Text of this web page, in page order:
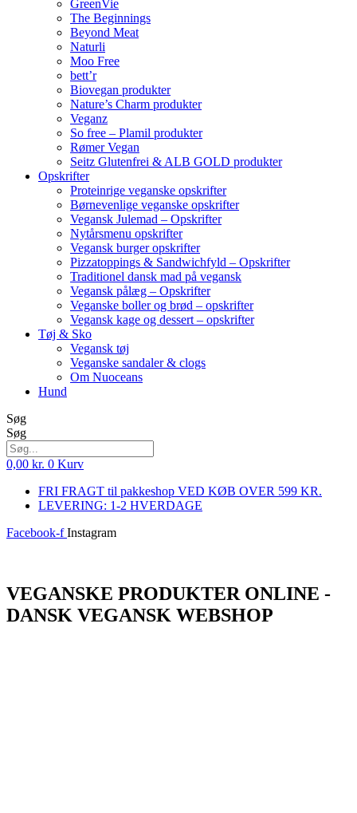
GreenVie
The Beginnings
Beyond Meat
Naturli
Moo Free
bett’r
Biovegan produkter
Nature’s Charm produkter
Veganz
So free – Plamil produkter
Rømer Vegan
Seitz Glutenfrei & ALB GOLD produkter
Opskrifter
Proteinrige veganske opskrifter
Børnevenlige veganske opskrifter
Vegansk Julemad – Opskrifter
Nytårsmenu opskrifter
Vegansk burger opskrifter
Pizzatoppings & Sandwichfyld – Opskrifter
Traditionel dansk mad på vegansk
Vegansk pålæg – Opskrifter
Veganske boller og brød – opskrifter
Vegansk kage og dessert – opskrifter
Tøj & Sko
Vegansk tøj
Veganske sandaler & clogs
Om Nuoceans
Hund
Søg
Søg
0,00 kr. 0 Kurv
FRI FRAGT til pakkeshop VED KØB OVER 599 KR.
LEVERING: 1-2 HVERDAGE
Facebook-f Instagram
VEGANSKE PRODUKTER ONLINE -
DANSK VEGANSK WEBSHOP